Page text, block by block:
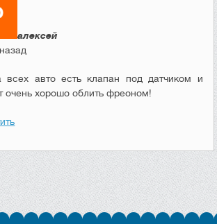
алексей
всех авто есть клапан под датчиком и
очень хорошо облить фреоном!